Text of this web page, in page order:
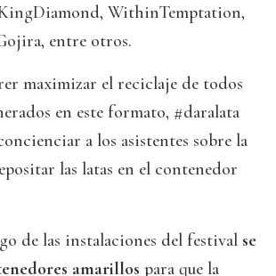
WithinTemptation,
entre otros.
maximizar el reciclaje de todos
en este formato, #daralata
a los asistentes sobre la
las latas en el contenedor
de las instalaciones del festival se
amarillos para que la